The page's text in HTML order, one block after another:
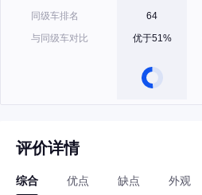
同级车排名
与同级车对比
64
优于51%
评价详情
综合 优点 缺点 外观